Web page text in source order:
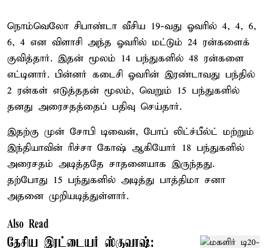
நொம்வெலோ சிபாண்டா வீசிய 19-வது ஓவரில் 4, 4, 6,
6, 4 என விளாசி அந்த ஓவரில் மட்டும் 24 ரன்களைக்
குவித்தார். இதன் மூலம் 14 பந்துகளில் 48 ரன்களை
எட்டினார். பின்னர் கடைசி ஓவரின் இரண்டாவது பந்தில்
2 ரன்கள் எடுத்ததன் மூலம், வெறும் 15 பந்துகளில்
தனது அரைசதத்தைப் பதிவு செய்தார்.
இதற்கு முன் சோபி டிவைன், போப் லிட்ச்பீல்ட் மற்றும்
இந்தியாவின் ரிச்சா கோஷ் ஆகியோர் 18 பந்துகளில்
அரைசதம் அடித்ததே சாதனையாக இருந்தது.
தற்போது 15 பந்துகளில் அடித்து பாத்திமா சனா
அதனை முறியடித்துள்ளார்.
Also Read
தேசிய இரட்டையர் ஸ்குவாஷ்: